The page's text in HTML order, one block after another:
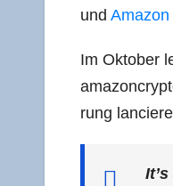
und
Im Okto­ber
rung